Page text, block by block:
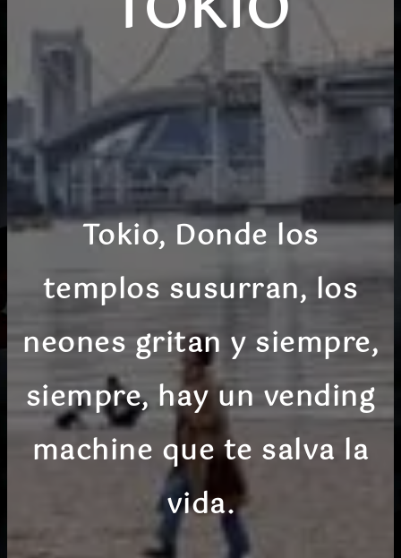
Tokio, Donde los
templos susurran, los
neones gritan y siempre,
siempre, hay un vending
machine que te salva la
vida.